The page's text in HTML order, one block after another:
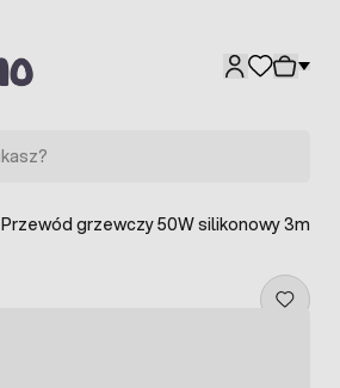
Przewód grzewczy 50W silikonowy 3m